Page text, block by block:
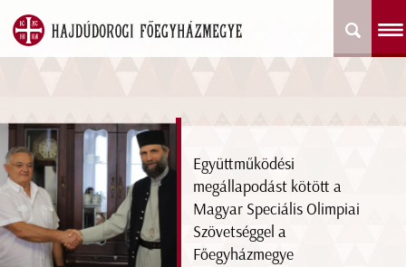
Együttműködési
megállapodást kötött a
Magyar Speciális Olimpiai
Szövetséggel a
Főegyházmegye